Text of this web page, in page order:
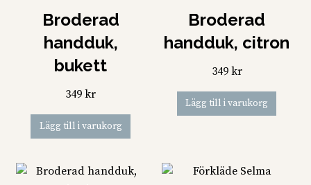
kan
Broderad
handduk,
bukett
349kr
Lägg till i varukorg
Broderad
handduk, citron
349 kr
Lägg till i varukorg